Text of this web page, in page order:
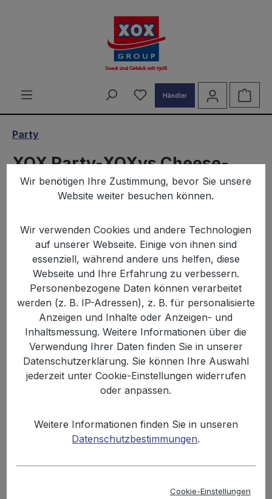
Du hast 0 Produkte auf
Händler
Party
XOX Party-XOXys Cheese-
Style 400g
Bildergalerie überspringen
Stückpreis Grundpreis
Wir benötigen Ihre Zustimmung, bevor Sie unsere
Website weiter besuchen können.
Wir verwenden Cookies und andere Technologien
auf unserer Webseite. Einige von ihnen sind
essenziell, während andere uns helfen, diese
Webseite und Ihre Erfahrung zu verbessern.
Personenbezogene Daten können verarbeitet
werden (z. B. IP-Adressen), z. B. für personalisierte
Anzeigen und Inhalte oder Anzeigen- und
Inhaltsmessung. Weitere Informationen über die
Verwendung Ihrer Daten finden Sie in unserer
Datenschutzerklärung. Sie können Ihre Auswahl
jederzeit unter Cookie-Einstellungen widerrufen
oder anpassen.
Weitere Informationen finden Sie in unseren
Datenschutzbestimmungen.
Cookie-Einstellungen